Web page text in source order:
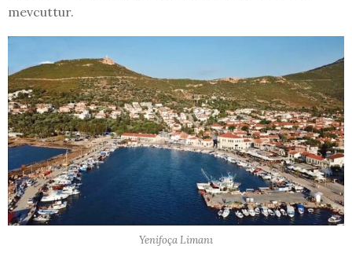
mevcuttur.
Yenifoça Limanı